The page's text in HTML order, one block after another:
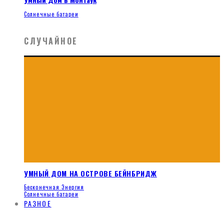
Солнечные батареи
СЛУЧАЙНОЕ
УМНЫЙ ДОМ НА ОСТРОВЕ БЕЙНБРИДЖ
Бесконечная Энергия
Солнечные батареи
РАЗНОЕ